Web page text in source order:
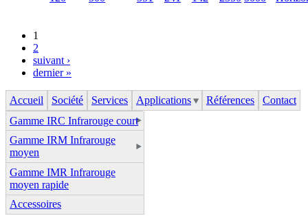
1
2
suivant ›
dernier »
Accueil Société Services Applications Références
Contact
Gamme IRC Infrarouge court
Gamme IRM Infrarouge
moyen
Gamme IMR Infrarouge
moyen rapide
Accessoires